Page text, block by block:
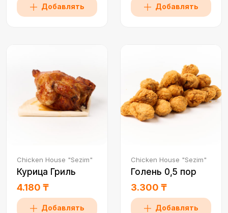
Добавлять Добавлять
Chicken House "Sezim"
Курица Гриль
4.180 ₸
Добавлять
Chicken House "Sezim"
Голень 0,5 пор
3.300 ₸
Добавлять